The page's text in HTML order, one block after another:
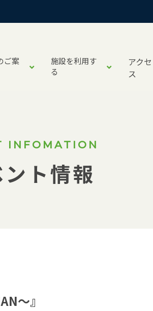
ご案
施設を利用す
る
アクセ
ス
INFOMATION
ト情報
～』